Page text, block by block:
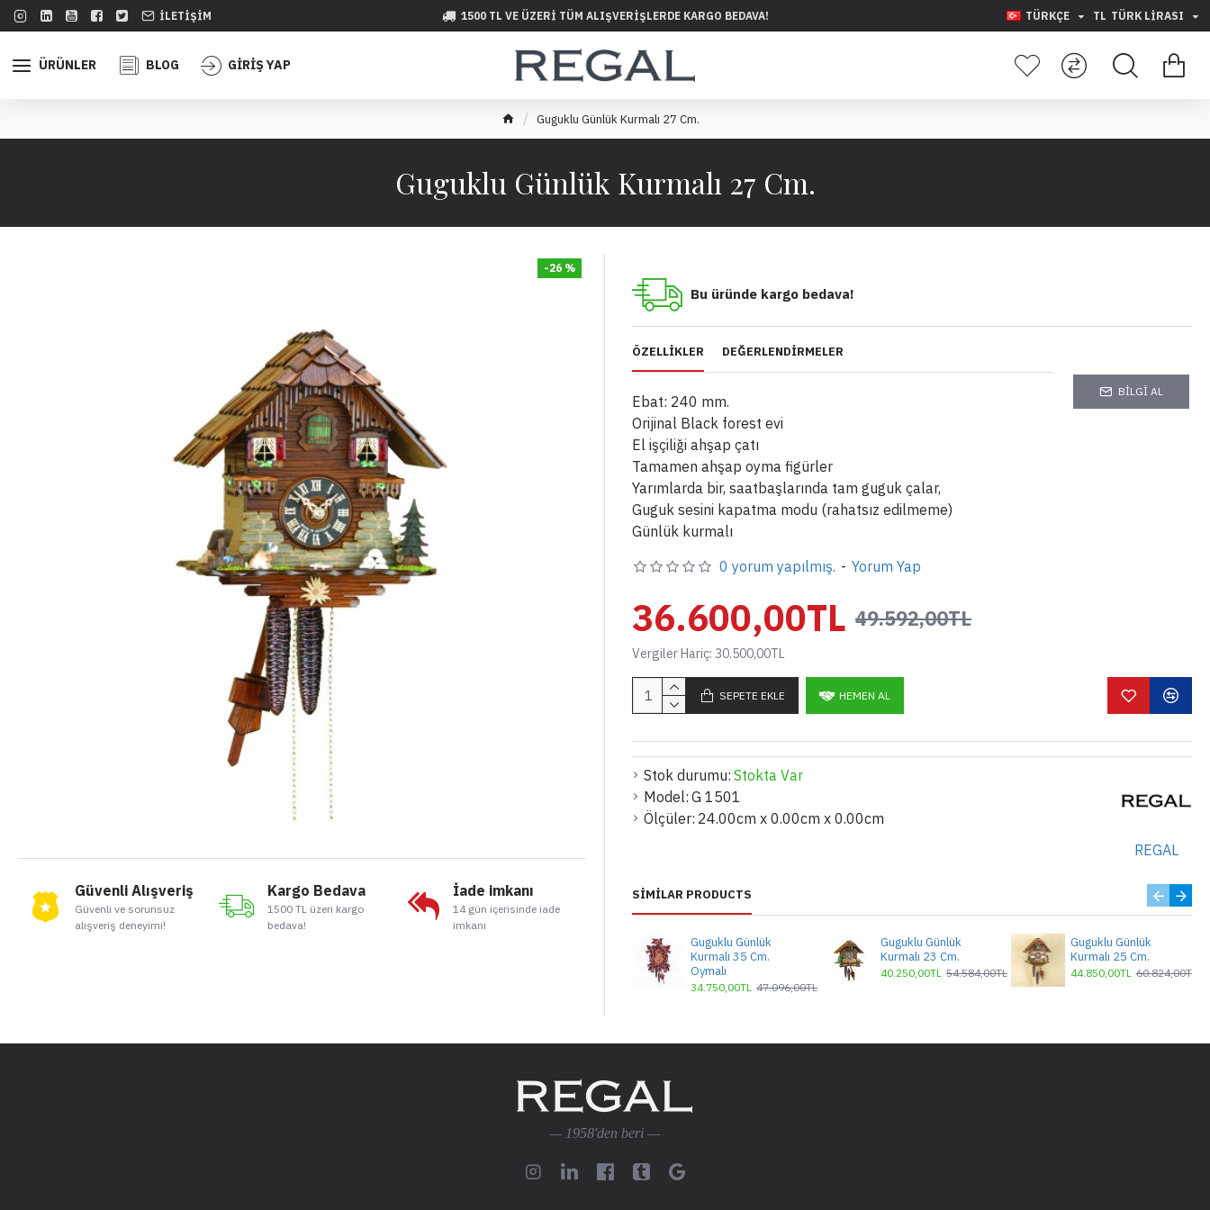
İLETIŞIM 1500 TL VE ÜZERI TÜM ALIŞVERIŞLERDE KARGO BEDAVA! TÜRKÇE TL TÜRK LIRASI
ÜRÜNLER BLOG GİRİŞ YAP
Guguklu Günlük Kurmalı 27 Cm.
Guguklu Günlük Kurmalı 27 Cm.
-26 %
Güvenli Alışveriş
Güvenli ve sorunsuz
alışveriş deneyimi!
Kargo Bedava
1500 TL üzeri kargo
bedava!
İade imkanı
14 gün içerisinde iade
imkanı
ÖZELLIKLER DEĞERLENDIRMELER
Ebat: 240 mm.
Orijinal Black forest evi
El işçiliği ahşap çatı
Tamamen ahşap oyma figürler
Yarımlarda bir, saatbaşlarında tam guguk çalar,
Guguk sesini kapatma modu (rahatsız edilmeme)
Günlük kurmalı
BILGI AL
Bu üründe kargo bedava!
Stok durumu: Stokta Var
Model: G 1501
Ölçüler: 24.00cm x 0.00cm x 0.00cm
REGAL
0 yorum yapılmış. - Yorum Yap
36.600,00TL 49.592,00TL
Vergiler Hariç: 30.500,00TL
SEPETE EKLE HEMEN AL
SIMILAR PRODUCTS
Guguklu Günlük
Kurmalı 35 Cm.
Oymalı
34.750,00TL 47.096,00TL
Guguklu Günlük
Kurmalı 23 Cm.
40.250,00TL 54.584,00TL
Guguklu Günlük
Kurmalı 25 Cm.
44.850,00TL 60.824,00TL
— 1958'den beri —